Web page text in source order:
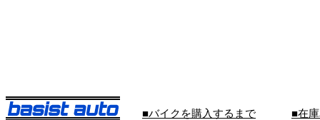
■バイクを購入するまで ■在